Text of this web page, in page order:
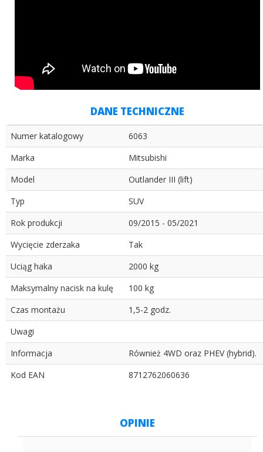
DANE TECHNICZNE
Numer katalogowy
6063
Marka
Mitsubishi
Model
Outlander III (lift)
Typ
SUV
Rok produkcji
09/2015 - 05/2021
Wycięcie zderzaka
Tak
Uciąg haka
2000 kg
Maksymalny nacisk na kulę
100 kg
Czas montażu
1,5-2 godz.
Uwagi
Informacja
Również 4WD oraz PHEV (hybrid).
Kod EAN
8712762060636
OPINIE